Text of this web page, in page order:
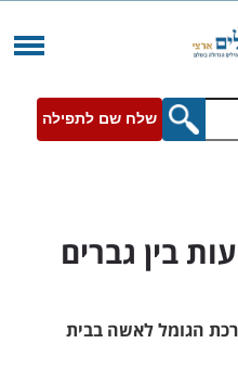
שלח שם לתפילה
גברים